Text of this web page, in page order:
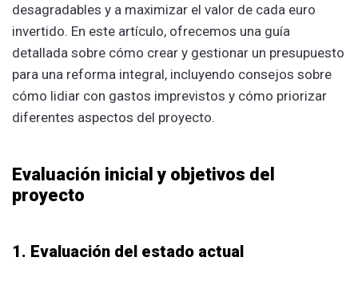
desagradables y a maximizar el valor de cada euro
invertido. En este artículo, ofrecemos una guía
detallada sobre cómo crear y gestionar un presupuesto
para una reforma integral, incluyendo consejos sobre
cómo lidiar con gastos imprevistos y cómo priorizar
diferentes aspectos del proyecto.
Evaluación inicial y objetivos del
proyecto
1. Evaluación del estado actual